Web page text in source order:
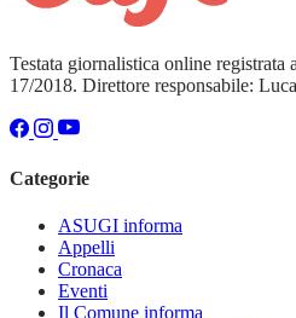
Testata giornalistica online registrata
17/2018. Direttore responsabile:
Categorie
ASUGI informa
Appelli
Cronaca
Eventi
Il Comune informa